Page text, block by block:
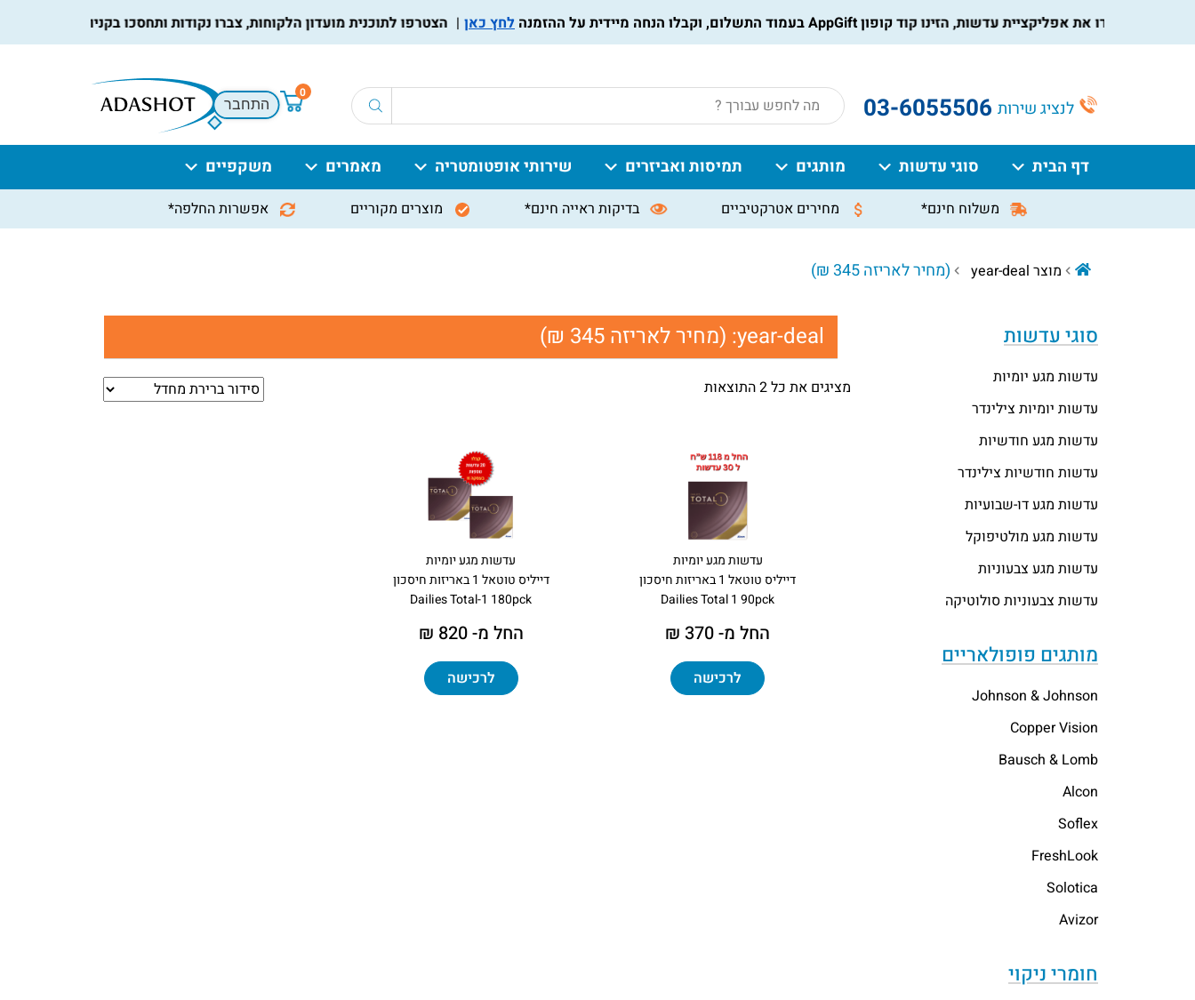
הורידו את אפליקציית עדשות, הזינו קוד קופון AppGift בעמוד התשלום, וקבלו הנחה מיידית על ההזמנה לחץ כאן הצטרפו לתוכנית מועדון הלקוחות, צברו נקודות ותחסכו בקניות הבאות, למידע
לנציג שירות 03-6055506
Products
search
0
התחבר
דף הבית סוגי עדשות מותגים תמיסות ואביזרים שירותי אופטומטריה מאמרים משקפיים
משלוח חינם* מחירים אטרקטיביים בדיקות ראייה חינם* מוצרים מקוריים אפשרות החלפה*
מוצר year-deal (מחיר לאריזה 345 ₪)
סוגי עדשות
עדשות מגע יומיות
עדשות יומיות צילינדר
עדשות מגע חודשיות
עדשות חודשיות צילינדר
עדשות מגע דו-שבועיות
עדשות מגע מולטיפוקל
עדשות מגע צבעוניות
עדשות צבעוניות סולוטיקה
מותגים פופולאריים
Johnson & Johnson
Copper Vision
Bausch & Lomb
Alcon
Soflex
FreshLook
Solotica
Avizor
חומרי ניקוי
year-deal: (מחיר לאריזה 345 ₪)
מציגים את כל ⁦2⁩ התוצאות
עדשות מגע יומיות
דייליס טוטאל 1 באריזות חיסכון
Dailies Total 1 90pck
החל מ- 370 ₪
לרכישה
עדשות מגע יומיות
דייליס טוטאל 1 באריזות חיסכון
Dailies Total-1 180pck
החל מ- 820 ₪
לרכישה